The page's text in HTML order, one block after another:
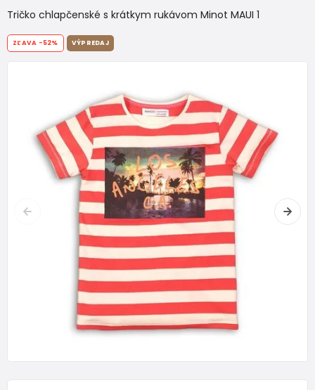
Tričko chlapčenské s krátkym rukávom Minot MAUI 1
ZĽAVA -52% VÝPREDAJ